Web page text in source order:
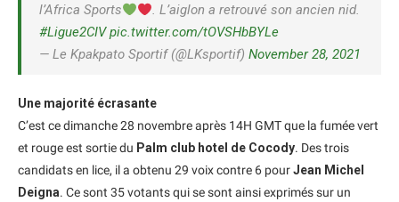
l’Africa Sports
. L’aiglon a retrouvé son ancien nid.
#Ligue2CIV pic.twitter.com/tOVSHbBYLe
— Le Kpakpato Sportif (@LKsportif) November 28, 2021
Une majorité écrasante
C’est ce dimanche 28 novembre après 14H GMT que la fumée vert
et rouge est sortie du Palm club hotel de Cocody. Des trois
candidats en lice, il a obtenu 29 voix contre 6 pourJean Michel
Deigna. Ce sont 35 votants qui se sont ainsi exprimés sur un